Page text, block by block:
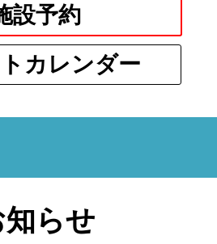
設予約別
ウ
ィ
ン
開
カレンダー別
ウ
ウ
知らせ